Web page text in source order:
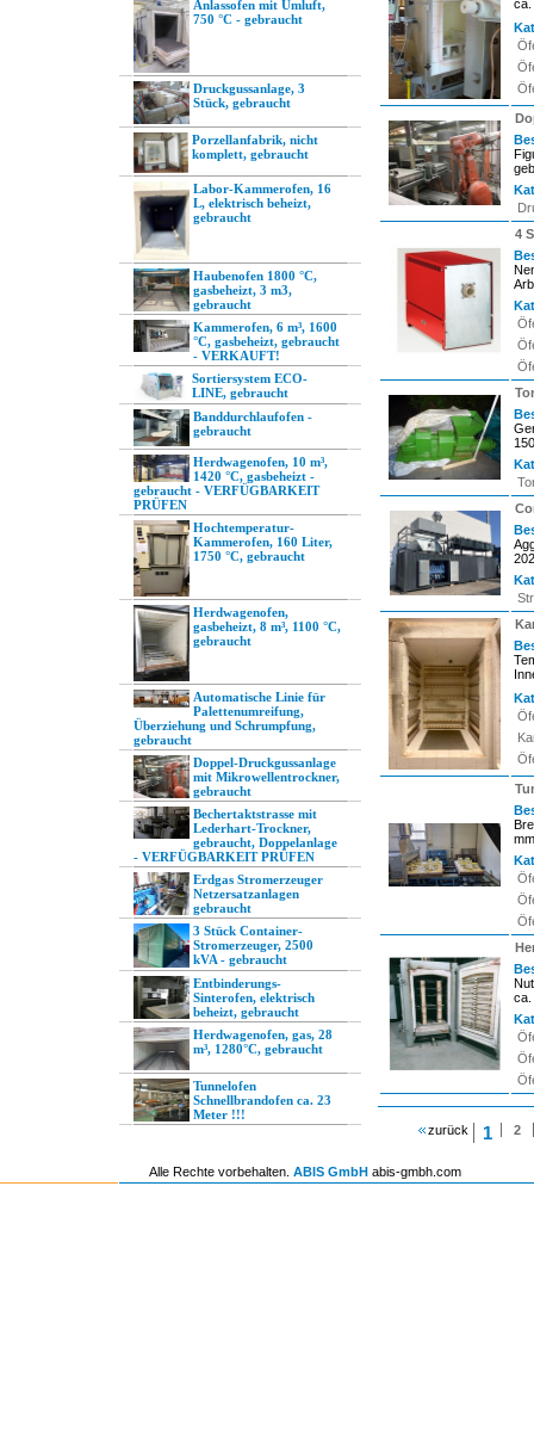
Anlassofen mit Umluft,
750 °C - gebraucht
Druckgussanlage, 3
Stück, gebraucht
Porzellanfabrik, nicht
komplett, gebraucht
Labor-Kammerofen, 16
L, elektrisch beheizt,
gebraucht
Haubenofen 1800 °C,
gasbeheizt, 3 m3,
gebraucht
Kammerofen, 6 m³, 1600
°C, gasbeheizt, gebraucht
- VERKAUFT!
Sortiersystem ECO-
LINE, gebraucht
Banddurchlaufofen -
gebraucht
Herdwagenofen, 10 m³,
1420 °C, gasbeheizt -
gebraucht - VERFÜGBARKEIT
PRÜFEN
Hochtemperatur-
Kammerofen, 160 Liter,
1750 °C, gebraucht
Herdwagenofen,
gasbeheizt, 8 m³, 1100 °C,
gebraucht
Automatische Linie für
Palettenumreifung,
Überziehung und Schrumpfung,
gebraucht
Doppel-Druckgussanlage
mit Mikrowellentrockner,
gebraucht
Bechertaktstrasse mit
Lederhart-Trockner,
gebraucht, Doppelanlage
- VERFÜGBARKEIT PRÜFEN
Erdgas Stromerzeuger
Netzersatzanlagen
gebraucht
3 Stück Container-
Stromerzeuger, 2500
kVA - gebraucht
Entbinderungs-
Sinterofen, elektrisch
beheizt, gebraucht
Herdwagenofen, gas, 28
m³, 1280°C, gebraucht
Tunnelofen
Schnellbrandofen ca. 23
Meter !!!
ca.
4
ca.
zurück 1 2
Alle Rechte vorbehalten. ABIS GmbH abis-gmbh.com